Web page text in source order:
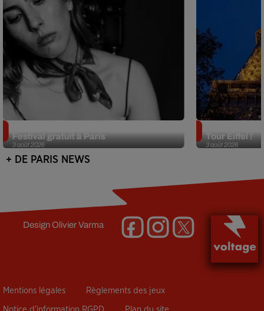
3 août 2026
Festival gratuit à Paris
3 août 2026
Tour Eiffel !
+ DE PARIS NEWS
DesignOlivier Varma
Mentions légales Règlements des jeux